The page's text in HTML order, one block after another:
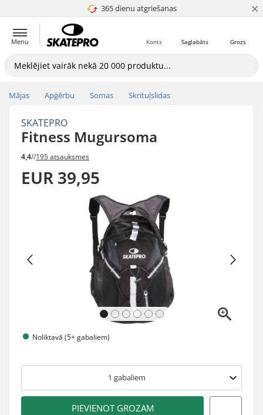
365 dienu atgriešanas
4.8 no 5 ×
Menu Grozs
Saglabāts
Konts
Mājas Apģērbu Somas Skrituļslidas
SKATEPRO
Fitness Mugursoma
4,4//195 atsauksmes
EUR 39,95
Noliktavā (5+ gabaliem)
1 gabaliem
PIEVIENOT GROZAM